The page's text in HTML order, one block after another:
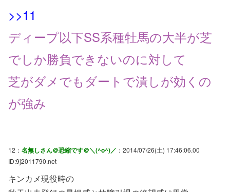
>>11
ディープ以下SS系種牡馬の大半が芝
でしか勝負できないのに対して
芝がダメでもダートで潰しが効くの
が強み
12： 名無しさん＠恐縮です＠＼(^o^)／ ：2014/07/26(土) 17:46:06.00
ID:9j2011790.net
キンカメ現役時の